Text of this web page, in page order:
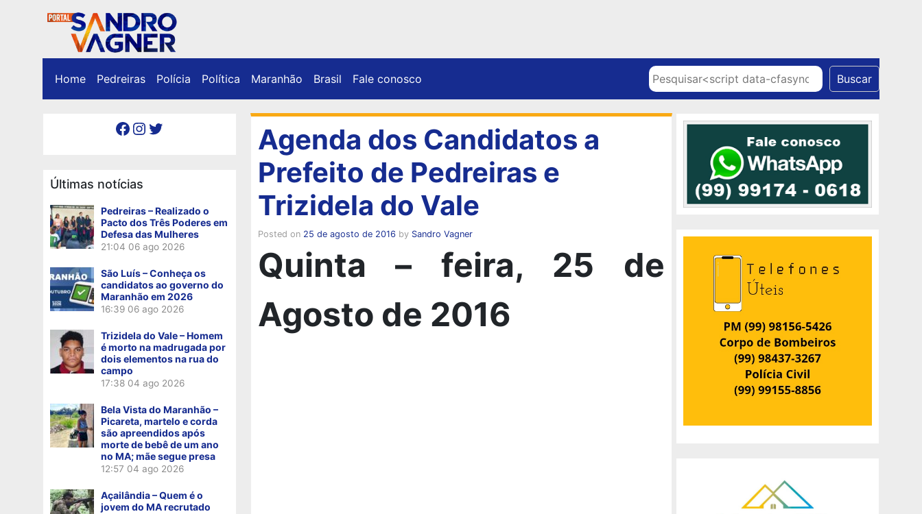
Home Pedreiras Polícia Política Maranhão Brasil Fale conosco Pesquisar Buscar
Facebook Instagram Twitter
Últimas notícias
Pedreiras – Realizado o
Pacto dos Três Poderes em
Defesa das Mulheres
21:04 06 ago 2026
São Luís – Conheça os
candidatos ao governo do
Maranhão em 2026
16:39 06 ago 2026
Trizidela do Vale – Homem
é morto na madrugada por
dois elementos na rua do
campo
17:38 04 ago 2026
Bela Vista do Maranhão –
Picareta, martelo e corda
são apreendidos após
morte de bebê de um ano
no MA; mãe segue presa
12:57 04 ago 2026
Açailândia – Quem é o
jovem do MA recrutado
Agenda dos Candidatos a
Prefeito de Pedreiras e
Trizidela do Vale
Posted on 25 de agosto de 2016 by Sandro Vagner
Quinta – feira, 25 de
Agosto de 2016